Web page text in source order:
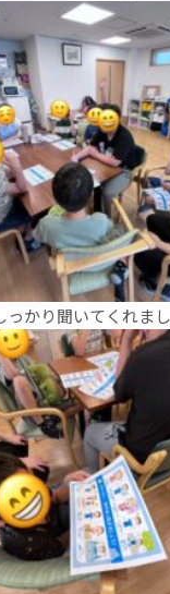
っかり聞いてくれま